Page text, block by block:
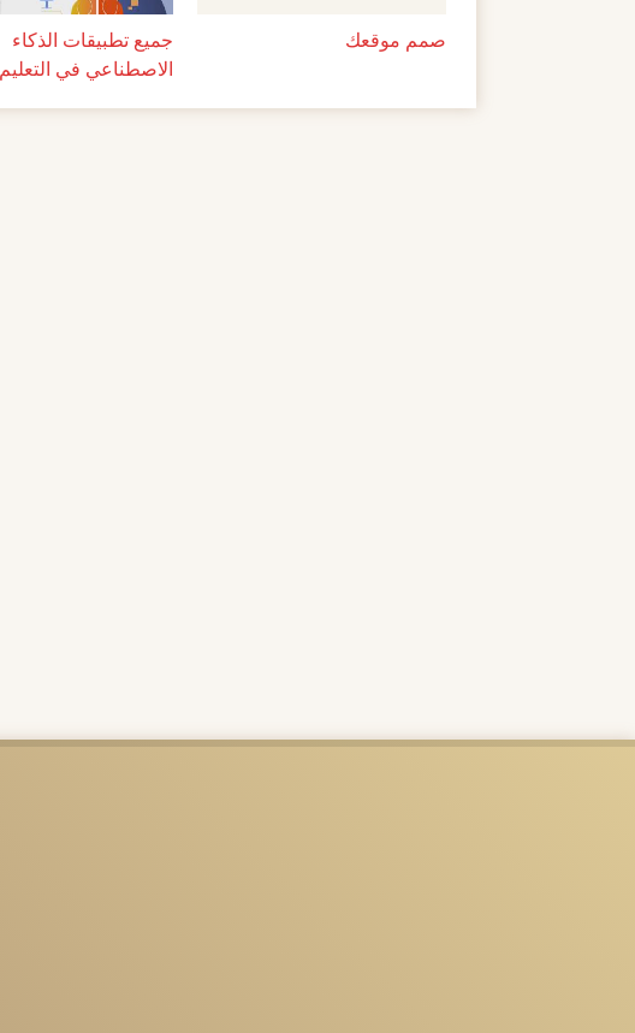
صمم موقعك
جميع تطبيقات الذكاء
الاصطناعي في التعليم